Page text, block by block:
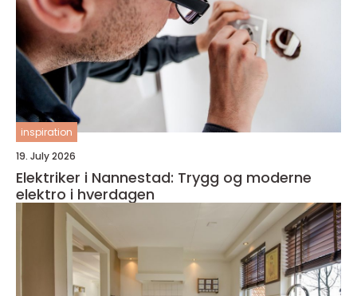
inspiration
19. July 2026
Elektriker i Nannestad: Trygg og moderne
elektro i hverdagen